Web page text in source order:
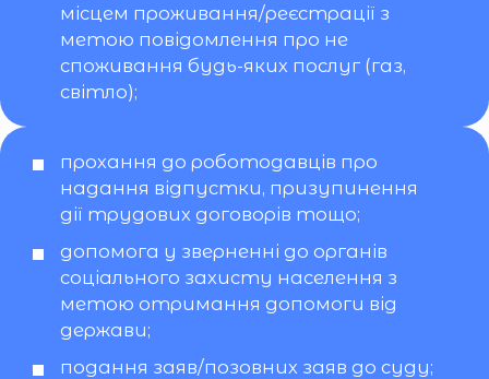
місцем проживання/реєстрації з
метою повідомлення про не
споживання будь-яких послуг (газ,
світло);
прохання до роботодавців про
надання відпустки, призупинення
дії трудових договорів тощо;
допомога у зверненні до органів
соціального захисту населення з
метою отримання допомоги від
держави;
подання заяв/позовних заяв до суду;